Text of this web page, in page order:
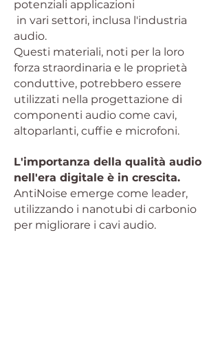
potenziali applicazioni
in vari settori, inclusa l'industria
audio.
Questi materiali, noti per la loro
forza straordinaria e le proprietà
conduttive, potrebbero essere
utilizzati nella progettazione di
componenti audio come cavi,
altoparlanti, cuffie e microfoni.
L'importanza della qualità audio
nell'era digitale è in crescita.
AntiNoise emerge come leader,
utilizzando i nanotubi di carbonio
per migliorare i cavi audio.